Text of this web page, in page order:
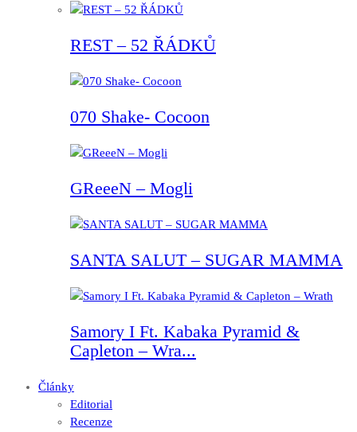
REST – 52 ŘÁDKŮ
070 Shake- Cocoon
GReeeN – Mogli
SANTA SALUT – SUGAR MAMMA
Samory I Ft. Kabaka Pyramid &
Capleton – Wra...
Články
Editorial
Recenze